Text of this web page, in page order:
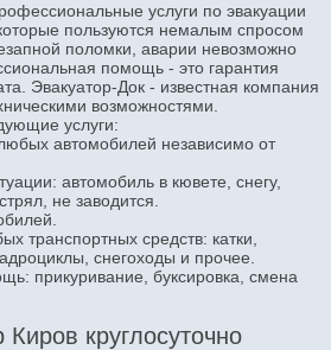
услуги по эвакуации
пользуются немалым спросом
поломки, аварии невозможно
помощь - это гарантия
Эвакуатор-Док - известная компания
возможностями.
услуги:
автомобилей независимо от
автомобиль в кювете, снегу,
не заводится.
транспортных средств: катки,
снегоходы и прочее.
прикуривание, буксировка, смена
Киров круглосуточно